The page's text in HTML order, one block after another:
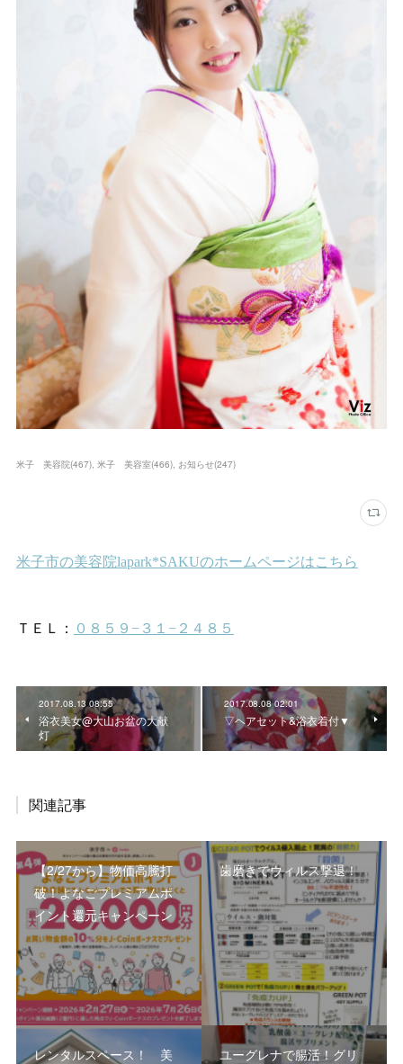
米子 美容院(467) 米子 美容室(466) お知らせ(247)
2017.08.13 08:55
浴衣美女@大山お盆の大献
灯
2017.08.08 02:01
▽ヘアセット&浴衣着付▼
関連記事
【2/27から】物価高騰打
破！よなごプレミアムポ
イント還元キャンペーン
歯磨きでウィルス撃退！
レンタルスペース！ 美 ユーグレナで腸活！グリ